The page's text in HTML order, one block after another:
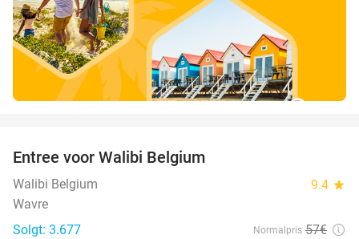
Entree voor Walibi Belgium
Walibi Belgium 9.4 star
Wavre
Solgt: 3.677
Normalpris 57€